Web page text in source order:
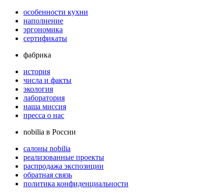
особенности кухни
наполнение
эргономика
сертификаты
фабрика
история
числа и факты
экология
лаборатория
наша миссия
пресса о нас
nobilia в России
салоны nobilia
реализованные проекты
распродажа экспозиции
обратная связь
политика конфиденциальности